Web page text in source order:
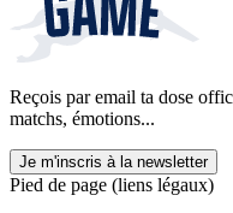
Reçois par email ta dose
matchs, émotions...
Je m'inscris à la newsletter
Pied de page (liens légaux)